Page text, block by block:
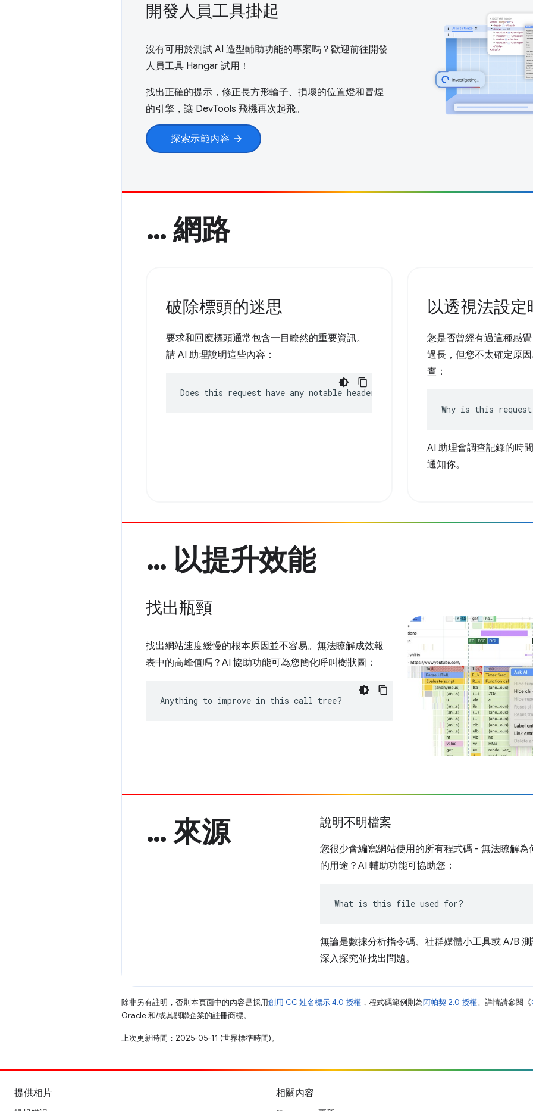
開發人員工具掛起
沒有可用於測試 AI 造型輔助功能的專案嗎？歡迎前往開發
人員工具 Hangar 試用！
找出正確的提示，修正長方形輪子、損壞的位置燈和冒煙
的引擎，讓 DevTools 飛機再次起飛。
探索示範內容 arrow_forward
… 網路
破除標頭的迷思
要求和回應標頭通常包含一目瞭然的重要資訊。
請 AI 助理說明這些內容：
Does this request have any notable headers?
以透視法設定
您是否曾經有過這種感
過長，但您不太確定原
查：
Why is this
AI 助理會調查記錄的時
通知你。
… 以提升效能
找出瓶頸
找出網站速度緩慢的根本原因並不容易。無法瞭解成效報
表中的高峰值嗎？AI 協助功能可為您簡化呼叫樹狀圖：
Anything to improve in this call tree?
… 來源 說明不明檔案
您很少會編寫網站使用的所有程式碼 - 無法瞭解
的用途？AI 輔助功能可協助您：
What is this file used for?
無論是數據分析指令碼、社群媒體小工具或 A/B
深入探究並找出問題。
除非另有註明，否則本頁面中的內容是採用創用 CC 姓名標示 4.0 授權 ，程式碼範例則為阿帕契 2.0 授權。詳情請參閱《
Oracle 和/或其關聯企業的註冊商標。
上次更新時間：2025-05-11 (世界標準時間)。
提供相片 相關內容